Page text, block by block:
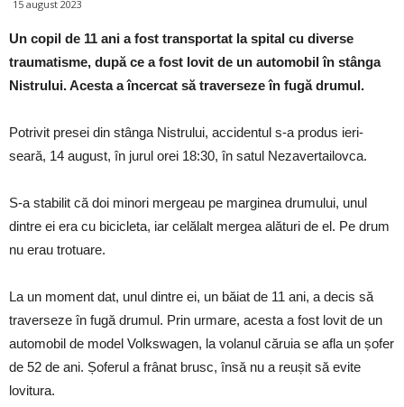
15 august 2023
Un copil de 11 ani a fost transportat la spital cu diverse
traumatisme, după ce a fost lovit de un automobil în stânga
Nistrului. Acesta a încercat să traverseze în fugă drumul.
Potrivit presei din stânga Nistrului, accidentul s-a produs ieri-
seară, 14 august, în jurul orei 18:30, în satul Nezavertailovca.
S-a stabilit că doi minori mergeau pe marginea drumului, unul
dintre ei era cu bicicleta, iar celălalt mergea alături de el. Pe drum
nu erau trotuare.
La un moment dat, unul dintre ei, un băiat de 11 ani, a decis să
traverseze în fugă drumul. Prin urmare, acesta a fost lovit de un
automobil de model Volkswagen, la volanul căruia se afla un șofer
de 52 de ani. Șoferul a frânat brusc, însă nu a reușit să evite
lovitura.